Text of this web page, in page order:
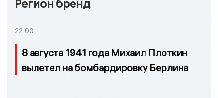
Регион бренд
22:00
8 августа 1941 года Михаил Плоткин
вылетел на бомбардировку Берлина